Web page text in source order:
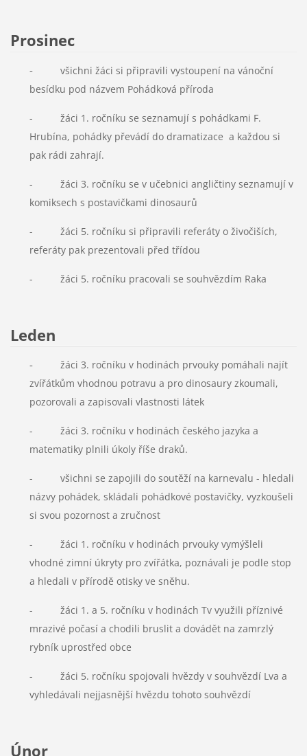
Prosinec
-
všichni žáci si připravili vystoupení na vánoční
besídku pod názvem Pohádková příroda
- žáci 1. ročníku se seznamují s pohádkami F.
Hrubína, pohádky převádí do dramatizace a každou si
pak rádi zahrají.
- žáci 3. ročníku se v učebnici angličtiny seznamují v
komiksech s postavičkami dinosaurů
- žáci 5. ročníku si připravili referáty o živočiších,
referáty pak prezentovali před třídou
- žáci 5. ročníku pracovali se souhvězdím Raka
Leden
-žáci 3. ročníku v hodinách prvouky pomáhali najít
zvířátkům vhodnou potravu a pro dinosaury zkoumali,
pozorovali a zapisovali vlastnosti látek
- žáci 3. ročníku v hodinách českého jazyka a
matematiky plnili úkoly říše draků.
- všichni se zapojili do soutěží na karnevalu - hledali
názvy pohádek, skládali pohádkové postavičky, vyzkoušeli
si svou pozornost a zručnost
- žáci 1. ročníku v hodinách prvouky vymýšleli
vhodné zimní úkryty pro zvířátka, poznávali je podle stop
a hledali v přírodě otisky ve sněhu.
- žáci 1. a 5. ročníku v hodinách Tv využili příznivé
mrazivé počasí a chodili bruslit a dovádět na zamrzlý
rybník uprostřed obce
- žáci 5. ročníku spojovali hvězdy v souhvězdí Lva a
vyhledávali nejjasnější hvězdu tohoto souhvězdí
Únor